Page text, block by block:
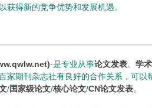
获得新的竞争优势和发展机遇。
-是专业从事论文发表 学
家期刊杂志社有良好的合作关系，可
/国家级论文/核心论文/CN论文发表。